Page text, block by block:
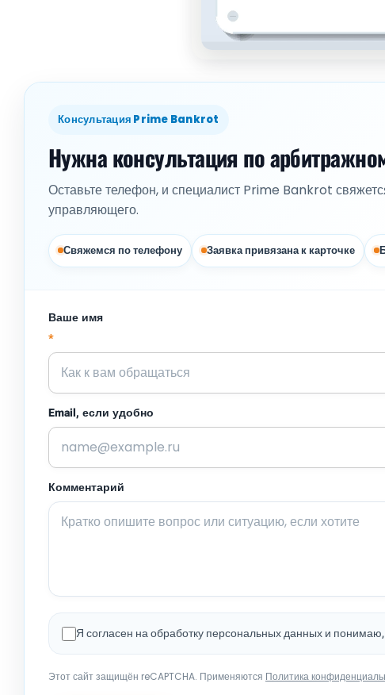
Консультация Prime Bankrot
Нужна консультация по
Оставьте телефон, и специалист Prime Bankrot
управляющего.
Свяжемся по телефону Заявка привязана к карточке
Ваше имя
*
Email, если удобно
Комментарий
Я согласен на обработку персональных данных и
Этот сайт защищён reCAPTCHA. Применяются Политика